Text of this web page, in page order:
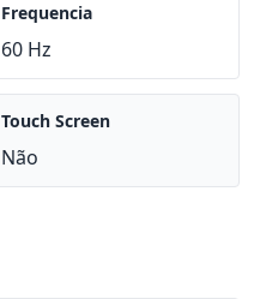
Frequencia
60 Hz
Touch Screen
Não